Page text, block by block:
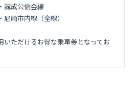
成公倫会線
内線（全線）
いただけるお得な乗車券となってお